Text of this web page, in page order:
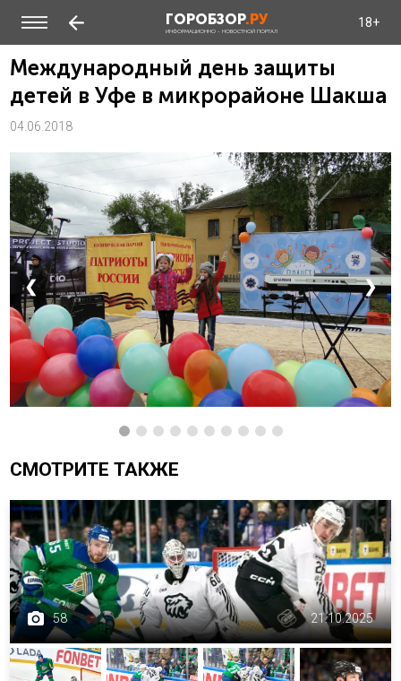
ГОРОБЗОР.РУ
ИНФОРМАЦИОННО - НОВОСТНОЙ ПОРТАЛ
18+
Международный день защиты
детей в Уфе в микрорайоне Шакша
04.06.2018
❮ ❯
СМОТРИТЕ ТАКЖЕ
58 21.10.2025